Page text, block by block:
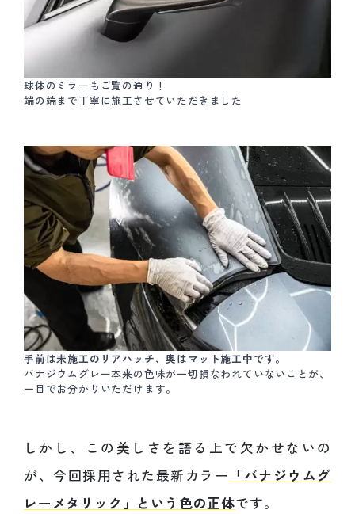
球体のミラーもご覧の通り！
端の端まで丁寧に施工させていただきました
手前は未施工のリアハッチ、奥はマット施工中です。
バナジウムグレー本来の色味が一切損なわれていないことが、
一目でお分かりいただけます。
しかし、この美しさを語る上で欠かせないの
が、今回採用された最新カラー 「バナジウムグ
レーメタリック」という色の正体です。